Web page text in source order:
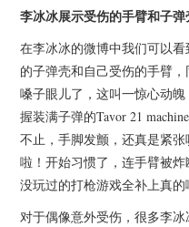
李冰冰展示受伤的手臂和子弹
在李冰冰的微博中我们可以
的子弹壳和自己受伤的手臂
嗓子眼儿了，这叫一惊心动
握装满子弹的Tavor 21
不止，手脚发颤，还真是紧
啦！开始习惯了，连手臂被
没玩过的打枪游戏全补上真的
对于偶像意外受伤，很多李